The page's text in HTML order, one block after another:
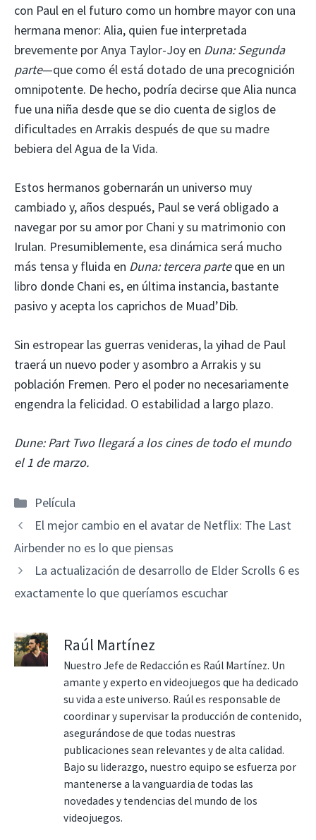
con Paul en el futuro como un hombre mayor con una
hermana menor: Alia, quien fue interpretada
brevemente por Anya Taylor-Joy en Duna: Segunda
parte—que como él está dotado de una precognición
omnipotente. De hecho, podría decirse que Alia nunca
fue una niña desde que se dio cuenta de siglos de
dificultades en Arrakis después de que su madre
bebiera del Agua de la Vida.
Estos hermanos gobernarán un universo muy
cambiado y, años después, Paul se verá obligado a
navegar por su amor por Chani y su matrimonio con
Irulan. Presumiblemente, esa dinámica será mucho
más tensa y fluida en Duna: tercera parteque en un
libro donde Chani es, en última instancia, bastante
pasivo y acepta los caprichos de Muad’Dib.
Sin estropear las guerras venideras, la yihad de Paul
traerá un nuevo poder y asombro a Arrakis y su
población Fremen. Pero el poder no necesariamente
engendra la felicidad. O estabilidad a largo plazo.
Dune: Part Two llegará a los cines de todo el mundo
el 1 de marzo.
Categorías
Película
El mejor cambio en el avatar de Netflix: The Last
Airbender no es lo que piensas
La actualización de desarrollo de Elder Scrolls 6 es
exactamente lo que queríamos escuchar
Raúl Martínez
Nuestro Jefe de Redacción es Raúl Martínez. Un
amante y experto en videojuegos que ha dedicado
su vida a este universo. Raúl es responsable de
coordinar y supervisar la producción de contenido,
asegurándose de que todas nuestras
publicaciones sean relevantes y de alta calidad.
Bajo su liderazgo, nuestro equipo se esfuerza por
mantenerse a la vanguardia de todas las
novedades y tendencias del mundo de los
videojuegos.